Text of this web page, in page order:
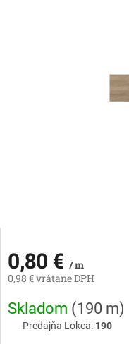
0,80 € / m
0,98 € vrátane DPH
Jednotková
cena:
Skladom (190 m)
Predajňa Lokca: 190